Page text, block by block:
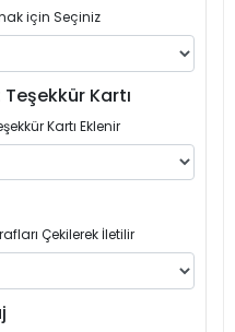
için Seçiniz
Kartı
Kartı Eklenir
Çekilerek İletilir